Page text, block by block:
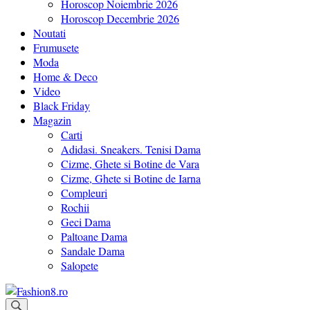
Horoscop Noiembrie 2026
Horoscop Decembrie 2026
Noutati
Frumusete
Moda
Home & Deco
Video
Black Friday
Magazin
Carti
Adidasi. Sneakers. Tenisi Dama
Cizme, Ghete si Botine de Vara
Cizme, Ghete si Botine de Iarna
Compleuri
Rochii
Geci Dama
Paltoane Dama
Sandale Dama
Salopete